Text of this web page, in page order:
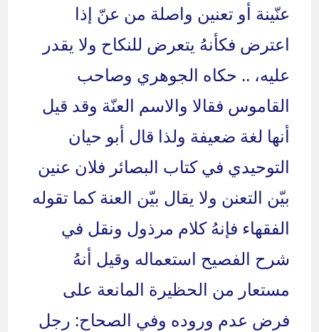
عنّينة أو تعنين واصلة من عنّ إذا
اعترض فكأنهُ يتعرض للنكاح ولا يقدر
عليه، .. حكاه الجوهري وصاحب
القاموس فقالا والاسم العنّة وقد قيل
أنها لغة ضعيفة ولذا قال أبو حيان
التوحيدي في كتاب البصائر فلان عنين
بيّن التعنن ولا يقال بيّن العنة كما تقوله
الفقهاء فإنهُ كلام مرذول ونقل في
شرح الفصيح استعماله وقيل أنهُ
مستعار من الحظيرة المانعة على
فرض عدم وروده وفي الصحاح: رجل